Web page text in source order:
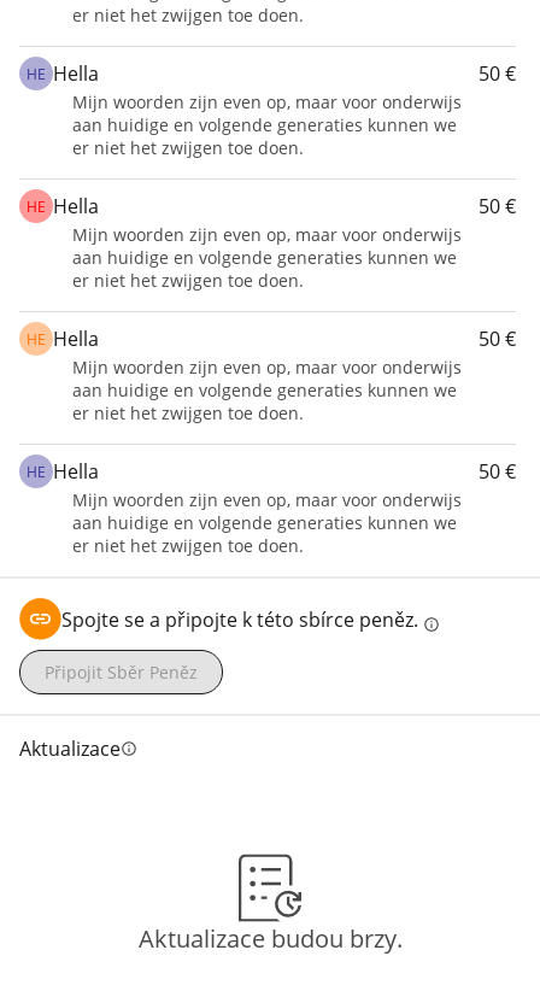
pro alespoň 20 dětí na škole Hope Flowers.
er niet het zwijgen toe doen.
HE Hella 50 €
Mijn woorden zijn even op, maar voor onderwijs
aan huidige en volgende generaties kunnen we
er niet het zwijgen toe doen.
HE Hella 50 €
Mijn woorden zijn even op, maar voor onderwijs
aan huidige en volgende generaties kunnen we
er niet het zwijgen toe doen.
HE Hella 50 €
Mijn woorden zijn even op, maar voor onderwijs
aan huidige en volgende generaties kunnen we
er niet het zwijgen toe doen.
HE Hella 50 €
Mijn woorden zijn even op, maar voor onderwijs
aan huidige en volgende generaties kunnen we
er niet het zwijgen toe doen.
Spojte se a připojte k této sbírce peněz. info
Připojit Sběr Peněz
Aktualizaceinfo
Aktualizace budou brzy.